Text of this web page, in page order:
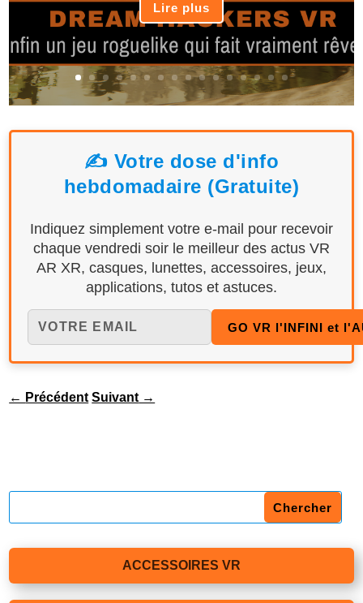
Lire plus
✍️ Votre dose d'info
hebdomadaire (Gratuite)
Indiquez simplement votre e-mail pour recevoir
chaque vendredi soir le meilleur des actus VR
AR XR, casques, lunettes, accessoires, jeux,
applications, tutos et astuces.
← Précédent Suivant →
ACCESSOIRES VR